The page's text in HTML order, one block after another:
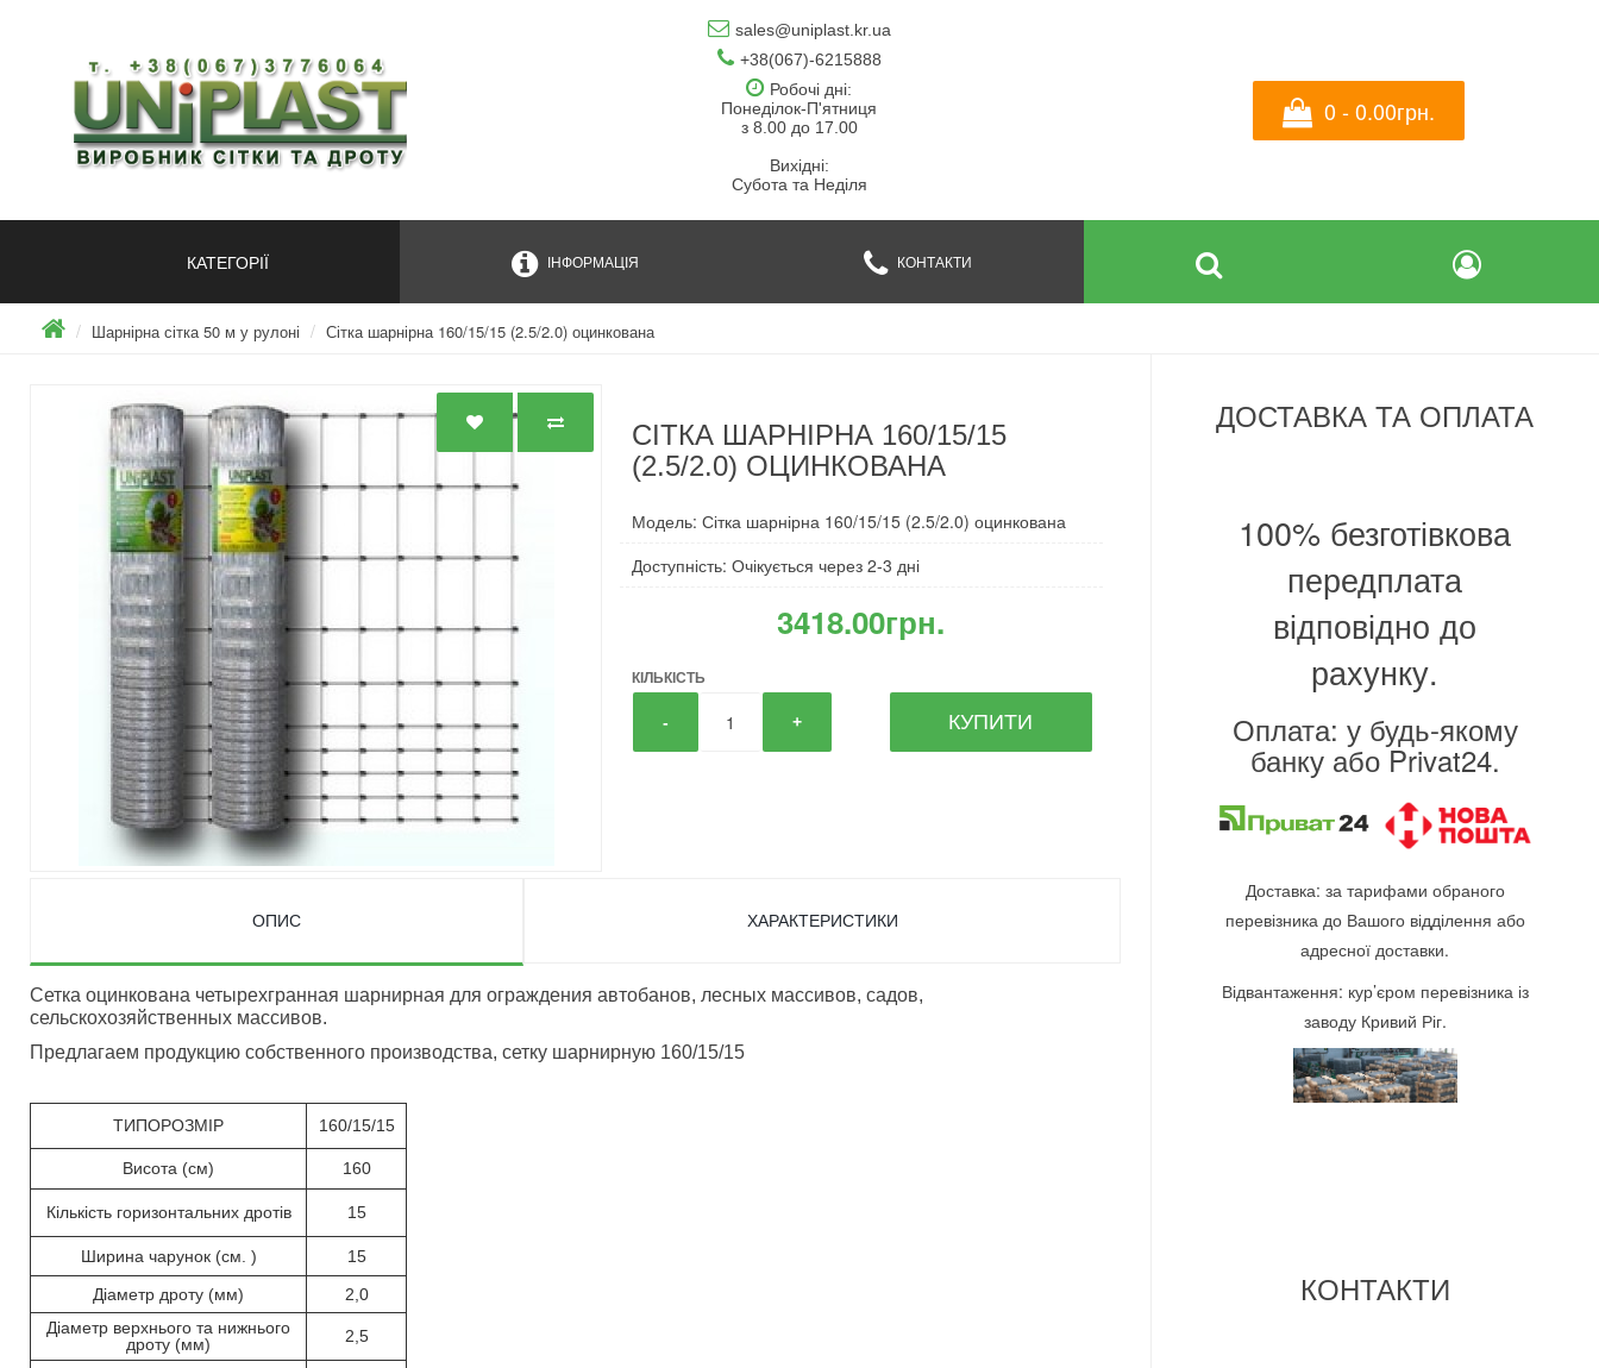
sales@uniplast.kr.ua
+38(067)-6215888
Робочі дні:
Понеділок-П'ятниця
з 8.00 до 17.00
Вихідні:
Субота та Неділя
0 - 0.00грн.
КАТЕГОРІЇ ІНФОРМАЦІЯ КОНТАКТИ
Шарнірна сітка 50 м у рулоні Сітка шарнірна 160/15/15 (2.5/2.0) оцинкована
СІТКА ШАРНІРНА 160/15/15
(2.5/2.0) ОЦИНКОВАНА
Модель: Сітка шарнірна 160/15/15 (2.5/2.0) оцинкована
Доступність: Очікується через 2-3 дні
3418.00грн.
КІЛЬКІСТЬ
- + КУПИТИ
ОПИС ХАРАКТЕРИСТИКИ
Сетка оцинкована четырехгранная шарнирная для ограждения автобанов, лесных массивов, садов,
сельскохозяйственных массивов.
Предлагаем продукцию собственного производства, сетку шарнирную 160/15/15
ТИПОРОЗМІР 160/15/15
Висота (см) 160
Кількість горизонтальних дротів 15
Ширина чарунок (см. )
15
Діаметр дроту (мм)
2,0
Діаметр верхнього та нижнього
дроту (мм)
2,5
ДОСТАВКА ТА ОПЛАТА
100% безготівкова
передплата
відповідно до
рахунку.
Оплата: у будь-якому
банку або Privat24.
Доставка: за тарифами обраного
перевізника до Вашого відділення або
адресної доставки.
Відвантаження: кур’єром перевізника із
заводу Кривий Ріг.
КОНТАКТИ